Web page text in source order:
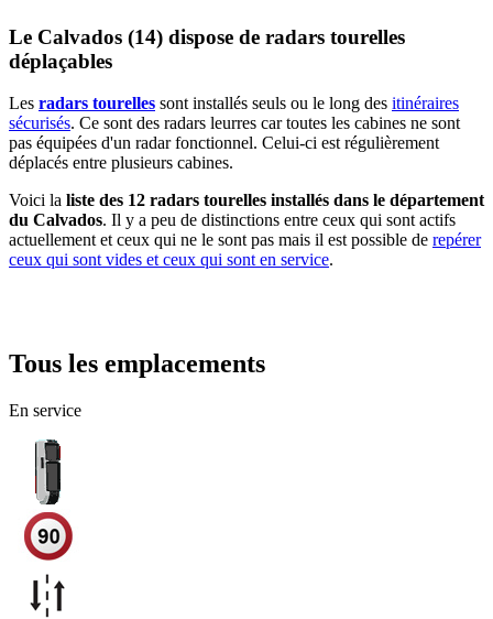
Le Calvados (14) dispose de radars tourelles
déplaçables
Les radars tourelles sont installés seuls ou le long des itinéraires
sécurisés. Ce sont des radars leurres car toutes les cabines ne sont
pas équipées d'un radar fonctionnel. Celui-ci est régulièrement
déplacés entre plusieurs cabines.
Voici la liste des 12 radars tourelles installés dans le département
du Calvados. Il y a peu de distinctions entre ceux qui sont actifs
actuellement et ceux qui ne le sont pas mais il est possible de repérer
ceux qui sont vides et ceux qui sont en service.
Tous les emplacements
En service